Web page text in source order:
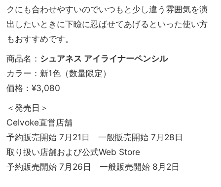
クにも合わせやすいのでいつもと少し違う雰囲気を演
出したいときに下瞼に忍ばせてあげるといった使い方
もおすすめです。
商品名： シュアネス アイライナーペンシル
カラー：新1色（数量限定）
価格：¥3,080
＜発売日＞
Celvoke直営店舗
予約販売開始 7月21日 一般販売開始 7月28日
取り扱い店舗および公式Web Store
予約販売開始 7月26日 一般販売開始 8月2日